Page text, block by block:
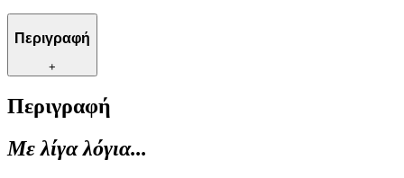
Περιγραφή
+
Περιγραφή
Με λίγα λόγια...